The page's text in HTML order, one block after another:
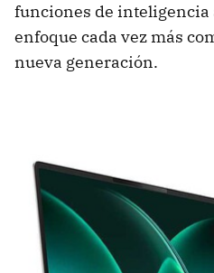
funciones de
enfoque cada vez más
nueva generación.